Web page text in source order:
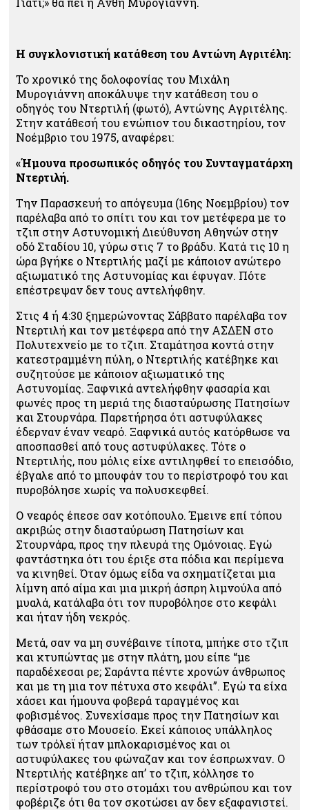
Η συγκλονιστική κατάθεση του Αντώνη Αγριτέλη:
Το χρονικό της δολοφονίας του Μιχάλη
Μυρογιάννη αποκάλυψε την κατάθεση του ο
οδηγός του Ντερτιλή (φωτό), Αντώνης Αγριτέλης.
Στην κατάθεσή του ενώπιον του δικαστηρίου, τον
Νοέμβριο του 1975, αναφέρει:
«Ήμουνα προσωπικός οδηγός του Συνταγματάρχη
Ντερτιλή.
Την Παρασκευή το απόγευμα (16ης Νοεμβρίου) τον
παρέλαβα από το σπίτι του και τον μετέφερα με το
τζιπ στην Αστυνομική Διεύθυνση Αθηνών στην
οδό Σταδίου 10, γύρω στις 7 το βράδυ. Κατά τις 10 η
ώρα βγήκε ο Ντερτιλής μαζί με κάποιον ανώτερο
αξιωματικό της Αστυνομίας και έφυγαν. Πότε
επέστρεψαν δεν τους αντελήφθην.
Στις 4 ή 4:30 ξημερώνοντας Σάββατο παρέλαβα τον
Ντερτιλή και τον μετέφερα από την ΑΣΔΕΝ στο
Πολυτεχνείο με το τζιπ. Σταμάτησα κοντά στην
κατεστραμμένη πύλη, ο Ντερτιλής κατέβηκε και
συζητούσε με κάποιον αξιωματικό της
Αστυνομίας. Ξαφνικά αντελήφθην φασαρία και
φωνές προς τη μεριά της διασταύρωσης Πατησίων
και Στουρνάρα. Παρετήρησα ότι αστυφύλακες
έδερναν έναν νεαρό. Ξαφνικά αυτός κατόρθωσε να
αποσπασθεί από τους αστυφύλακες. Τότε ο
Ντερτιλής, που μόλις είχε αντιληφθεί το επεισόδιο,
έβγαλε από το μπουφάν του το περίστροφό του και
πυροβόλησε χωρίς να πολυσκεφθεί.
Ο νεαρός έπεσε σαν κοτόπουλο. Έμεινε επί τόπου
ακριβώς στην διασταύρωση Πατησίων και
Στουρνάρα, προς την πλευρά της Ομόνοιας. Εγώ
φαντάστηκα ότι του έριξε στα πόδια και περίμενα
να κινηθεί. Όταν όμως είδα να σχηματίζεται μια
λίμνη από αίμα και μια μικρή άσπρη λιμνούλα από
μυαλά, κατάλαβα ότι τον πυροβόλησε στο κεφάλι
και ήταν ήδη νεκρός.
Μετά, σαν να μη συνέβαινε τίποτα, μπήκε στο τζιπ
και κτυπώντας με στην πλάτη, μου είπε “με
παραδέχεσαι ρε; Σαράντα πέντε χρονών άνθρωπος
και με τη μια τον πέτυχα στο κεφάλι”. Εγώ τα είχα
χάσει και ήμουνα φοβερά ταραγμένος και
φοβισμένος. Συνεχίσαμε προς την Πατησίων και
φθάσαμε στο Μουσείο. Εκεί κάποιος υπάλληλος
των τρόλεϊ ήταν μπλοκαρισμένος και οι
αστυφύλακες του φώναζαν και τον έσπρωχναν. Ο
Ντερτιλής κατέβηκε απ’ το τζιπ, κόλλησε το
περίστροφό του στο στομάχι του ανθρώπου και τον
φοβέριζε ότι θα τον σκοτώσει αν δεν εξαφανιστεί.